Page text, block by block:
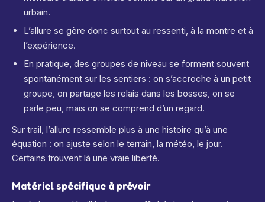
urbain.
L’allure se gère donc surtout au ressenti, à la montre et à
l’expérience.
En pratique, des groupes de niveau se forment souvent
spontanément sur les sentiers : on s’accroche à un petit
groupe, on partage les relais dans les bosses, on se
parle peu, mais on se comprend d’un regard.
Sur trail, l’allure ressemble plus à une histoire qu’à une
équation : on ajuste selon le terrain, la météo, le jour.
Certains trouvent là une vraie liberté.
Matériel spécifique à prévoir